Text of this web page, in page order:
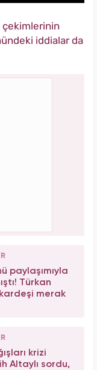
çekimlerinin
iddialar da
paylaşımıyla
Türkan
kardeşi merak
krizi
Altaylı sordu,